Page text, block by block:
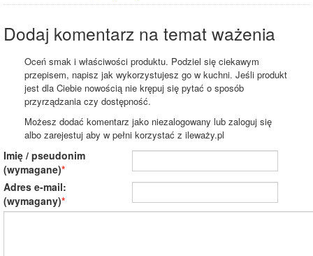
Dodaj komentarz na temat ważenia
Oceń smak i właściwości produktu. Podziel się ciekawym
przepisem, napisz jak wykorzystujesz go w kuchni. Jeśli produkt
jest dla Ciebie nowością nie krępuj się pytać o sposób
przyrządzania czy dostępność.
Możesz dodać komentarz jako niezalogowany lub zaloguj się
albo zarejestuj aby w pełni korzystać z ileważy.pl
Imię / pseudonim
(wymagane)
Adres e-mail:
(wymagany)